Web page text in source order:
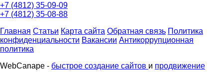
+7 (4812) 35-09-09
+7 (4812) 35-08-88
Главная Статьи Карта сайта Обратная связь Политика
конфиденциальности Вакансии Антикоррупционная
политика
WebCanape - быстрое создание сайтов и продвижение